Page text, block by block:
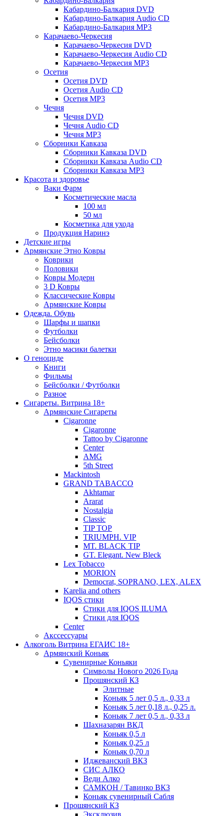
Кабардино-Балкария DVD
Кабардино-Балкария Audio CD
Кабардино-Балкария MP3
Карачаево-Черкесия
Карачаево-Черкесия DVD
Карачаево-Черкесия Audio CD
Карачаево-Черкесия MP3
Осетия
Осетия DVD
Осетия Audio CD
Осетия MP3
Чечня
Чечня DVD
Чечня Audio CD
Чечня MP3
Сборники Кавказа
Сборники Кавказа DVD
Сборники Кавказа Audio CD
Сборники Кавказа MP3
Красота и здоровье
Ваки Фарм
Косметические масла
100 мл
50 мл
Косметика для ухода
Продукция Наринэ
Детские игры
Армянские Этно Ковры
Коврики
Половики
Ковры Модерн
3 D Ковры
Классические Ковры
Армянские Ковры
Одежда. Обувь
Шарфы и шапки
Футболки
Бейсболки
Этно масики балетки
О геноциде
Книги
Фильмы
Бейсболки / Футболки
Разное
Сигареты. Витрина 18+
Армянские Сигареты
Cigaronne
Cigaronne
Tattoo by Cigaronne
Center
AMG
5th Street
Mackintosh
GRAND TABACCO
Akhtamar
Ararat
Nostalgia
Classic
TIP TOP
TRIUMPH. VIP
MT. BLACK TIP
GT. Elegant. New Bleck
Lex Tobacco
MORION
Democrat, SOPRANO, LEX, ALEX
Karelia and others
IQOS стики
Стики для IQOS ILUMA
Стики для IQOS
Сenter
Акссессуары
Алкоголь Витрина ЕГАИС 18+
Армянский Коньяк
Сувенирные Коньяки
Символы Нового 2026 Года
Прошянский КЗ
Элитные
Коньяк 5 лет 0,5 л., 0,33 л
Коньяк 5 лет 0,18 л., 0,25 л.
Коньяк 7 лет 0,5 л., 0,33 л
Шахназарян ВКД
Коньяк 0,5 л
Коньяк 0,25 л
Коньяк 0,70 л
Иджеванский ВКЗ
СИС АЛКО
Веди Алко
САМКОН / Тавинко ВКЗ
Коньяк сувенирный Сабля
Прошянский КЗ
Эксклюзив